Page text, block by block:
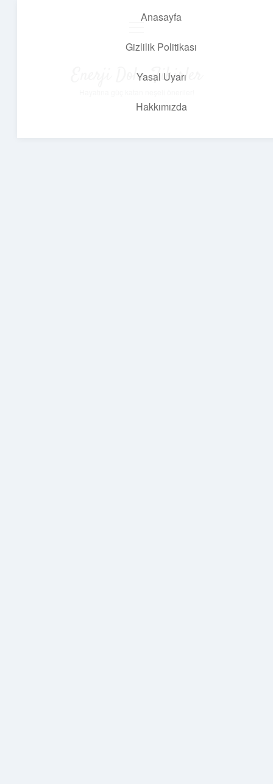
Anasayfa
Gizlilik Politikası
Yasal Uyarı
Hakkımızda
Enerji Dolu Fikirler